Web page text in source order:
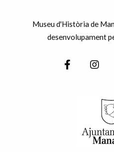
Museu d'Història de
desenvolupament